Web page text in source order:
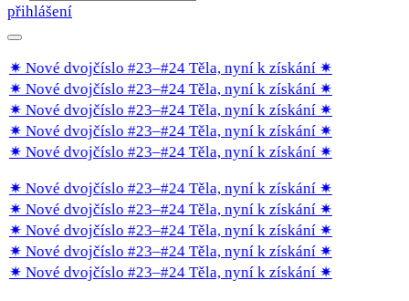
přihlášení
✷ Nové dvojčíslo #23–#24 Těla, nyní k získání ✷
✷ Nové dvojčíslo #23–#24 Těla, nyní k získání ✷
✷ Nové dvojčíslo #23–#24 Těla, nyní k získání ✷
✷ Nové dvojčíslo #23–#24 Těla, nyní k získání ✷
✷ Nové dvojčíslo #23–#24 Těla, nyní k získání ✷
✷ Nové dvojčíslo #23–#24 Těla, nyní k získání ✷
✷ Nové dvojčíslo #23–#24 Těla, nyní k získání ✷
✷ Nové dvojčíslo #23–#24 Těla, nyní k získání ✷
✷ Nové dvojčíslo #23–#24 Těla, nyní k získání ✷
✷ Nové dvojčíslo #23–#24 Těla, nyní k získání ✷